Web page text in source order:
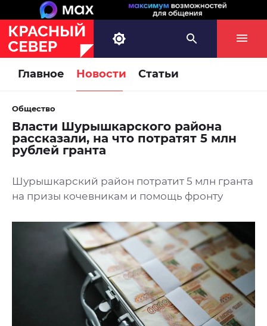
Главное Новости Статьи
Общество
Власти Шурышкарского района
рассказали, на что потратят 5 млн
рублей гранта
Шурышкарский район потратит 5 млн гранта
на призы кочевникам и помощь фронту